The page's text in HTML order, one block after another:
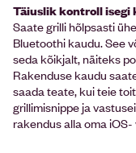
Täiuslik kontroll isegi
Saate grilli hõlpsasti
Bluetoothi kaudu. See
seda kõikjalt, näiteks
Rakenduse kaudu
saada teate, kui teie
grillimisnippe ja
rakendus alla oma